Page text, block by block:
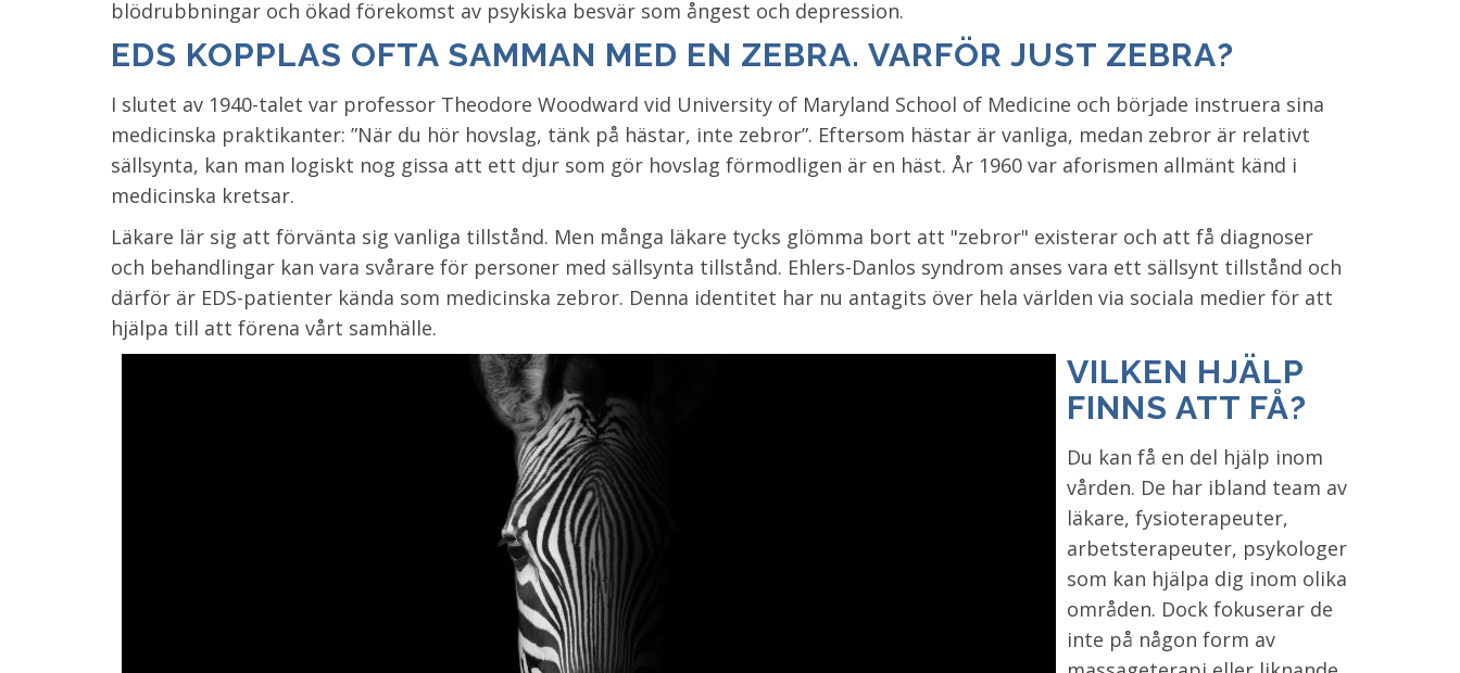
blödrubbningar och ökad förekomst av psykiska besvär som ångest och depression.
EDS KOPPLAS OFTA SAMMAN MED EN ZEBRA. VARFÖR JUST ZEBRA?
I slutet av 1940-talet var professor Theodore Woodward vid University of Maryland School of Medicine och började instruera sina
medicinska praktikanter: ”När du hör hovslag, tänk på hästar, inte zebror”. Eftersom hästar är vanliga, medan zebror är relativt
sällsynta, kan man logiskt nog gissa att ett djur som gör hovslag förmodligen är en häst. År 1960 var aforismen allmänt känd i
medicinska kretsar.
Läkare lär sig att förvänta sig vanliga tillstånd. Men många läkare tycks glömma bort att "zebror" existerar och att få diagnoser
och behandlingar kan vara svårare för personer med sällsynta tillstånd. Ehlers-Danlos syndrom anses vara ett sällsynt tillstånd och
därför är EDS-patienter kända som medicinska zebror. Denna identitet har nu antagits över hela världen via sociala medier för att
hjälpa till att förena vårt samhälle.
VILKEN HJÄLP
FINNS ATT FÅ?
Du kan få en del hjälp inom
vården. De har ibland team av
läkare, fysioterapeuter,
arbetsterapeuter, psykologer
som kan hjälpa dig inom olika
områden. Dock fokuserar de
inte på någon form av